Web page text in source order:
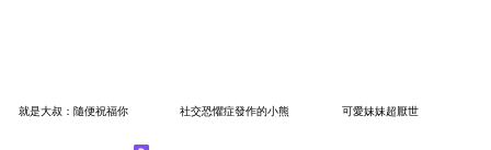
就是大叔：隨便祝福你 社交恐懼症發作的小熊 可愛妹妹超厭世